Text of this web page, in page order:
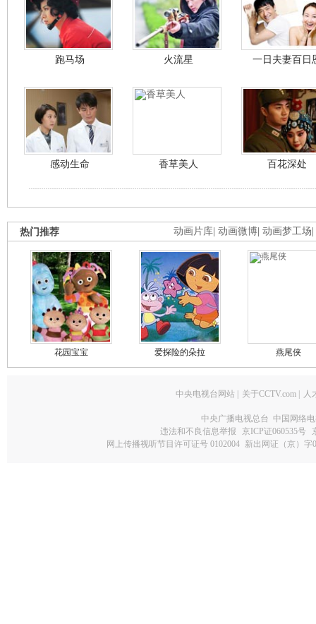
跑马场 火流星 一日夫妻百日
感动生命 香草美人 百花深处
动画片库 动画微博 动画梦工场
热门推荐
花园宝宝 爱探险的朵拉 燕尾侠
中央电视台网站 关于CCTV.com 人
中央广播电视总台 中国网络
违法和不良信息举报
京ICP证060535号
网上传播视听节目许可证号 0102004 新出网证（京）